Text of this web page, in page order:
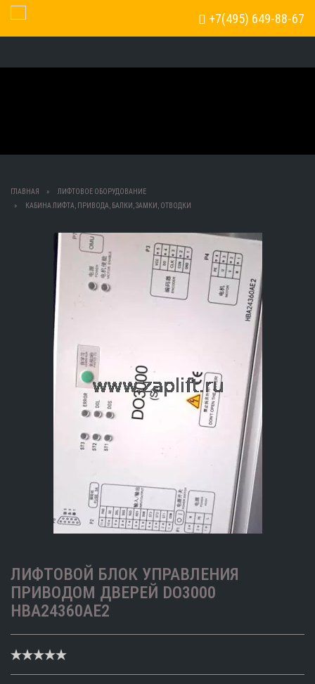
+7(495) 649-88-67
Toggle Navigation
ГЛАВНАЯ
ЛИФТОВОЕ ОБОРУДОВАНИЕ
КАБИНА ЛИФТА, ПРИВОДА, БАЛКИ, ЗАМКИ, ОТВОДКИ
ЛИФТОВОЙ БЛОК УПРАВЛЕНИЯ
ПРИВОДОМ ДВЕРЕЙ DO3000
HBA24360AE2